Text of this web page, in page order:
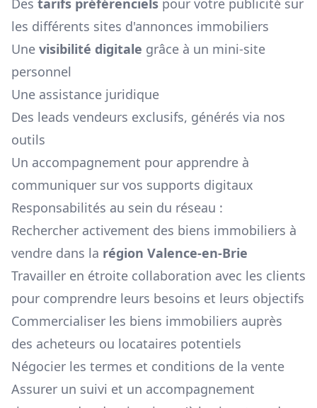
Des tarifs préférenciels pour votre publicité sur
les différents sites d'annonces immobiliers
Une visibilité digitale grâce à un mini-site
personnel
Une assistance juridique
Des leads vendeurs exclusifs, générés via nos
outils
Un accompagnement pour apprendre à
communiquer sur vos supports digitaux
Responsabilités au sein du réseau :
Rechercher activement des biens immobiliers à
vendre dans la région Valence-en-Brie
Travailler en étroite collaboration avec les clients
pour comprendre leurs besoins et leurs objectifs
Commercialiser les biens immobiliers auprès
des acheteurs ou locataires potentiels
Négocier les termes et conditions de la vente
Assurer un suivi et un accompagnement